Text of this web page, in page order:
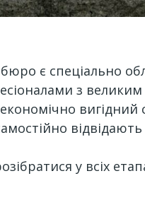
бюро є спеціально
з
вигідний
відвідають
у всіх